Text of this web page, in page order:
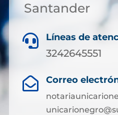
Santander
 Líneas de
3242645551
 Correo